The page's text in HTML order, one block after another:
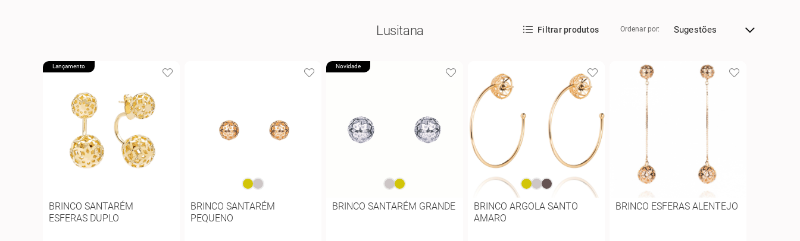
Lusitana Filtrar produtos Sugestões
Ordenar por:
Lançamento
BRINCO SANTARÉM
ESFERAS DUPLO
BRINCO SANTARÉM
PEQUENO
Novidade
BRINCO SANTARÉM GRANDE
BRINCO ARGOLA SANTO
AMARO
BRINCO ESFERAS ALENTEJO